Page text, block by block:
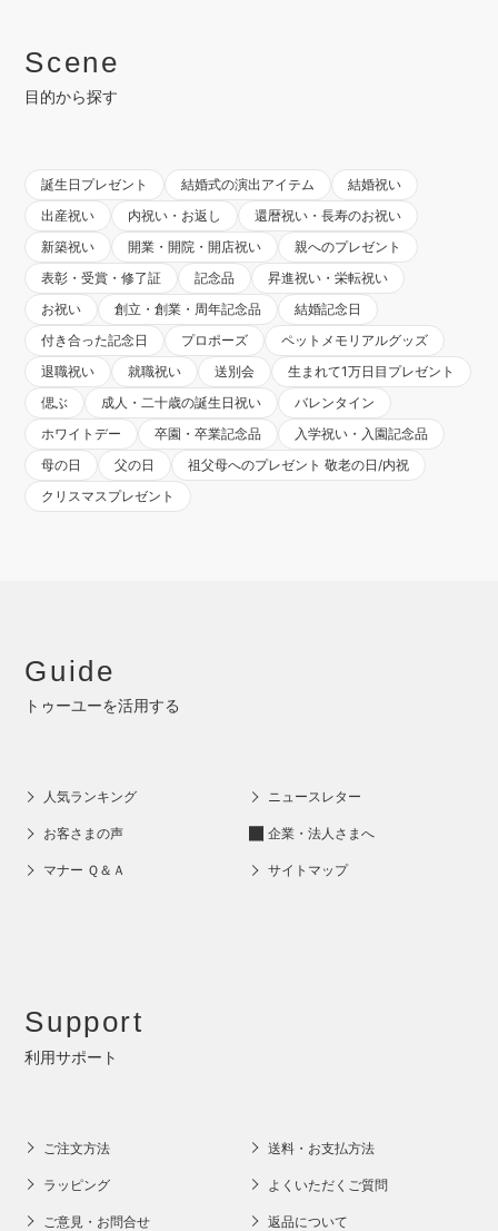
Scene
目的から探す
誕生日プレゼント 結婚式の演出アイテム
結婚祝い
出産祝い
内祝い・お返し
還暦祝い・長寿のお祝い
新築祝い
開業・開院・開店祝い
親へのプレゼント
表彰・受賞・修了証
記念品
昇進祝い・栄転祝い
お祝い
創立・創業・周年記念品
結婚記念日
付き合った記念日
プロポーズ
ペットメモリアルグッズ
退職祝い
就職祝い 送別会
生まれて1万日目プレゼント
偲ぶ
成人・二十歳の誕生日祝い
バレンタイン
ホワイトデー
卒園・卒業記念品
入学祝い・入園記念品
母の日
父の日
祖父母へのプレゼント 敬老の日/内祝
クリスマスプレゼント
Guide
トゥーユーを活用する
人気ランキング ニュースレター
お客さまの声 企業・法人さまへ
マナー Ｑ＆Ａ サイトマップ
Support
利用サポート
ご注文方法 送料・お支払方法
ラッピング よくいただくご質問
ご意見・お問合せ 返品について